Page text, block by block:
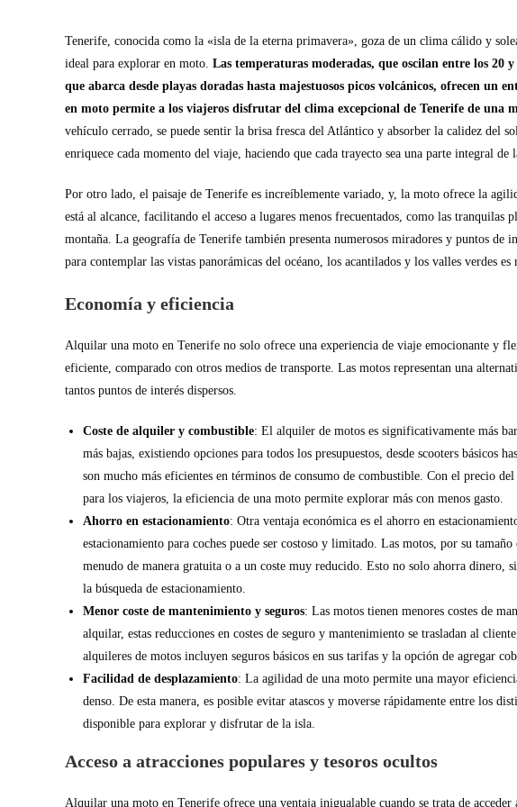
Tenerife, conocida como la «isla de la eterna primavera», goza de un clima cálido y
ideal para explorar en moto. Las temperaturas moderadas, que oscilan entre los 20
que abarca desde playas doradas hasta majestuosos picos volcánicos, ofrecen
en moto permite a los viajeros disfrutar del clima excepcional de Tenerife de una
vehículo cerrado, se puede sentir la brisa fresca del Atlántico y absorber la calidez del
enriquece cada momento del viaje, haciendo que cada trayecto sea una parte integral de
Por otro lado, el paisaje de Tenerife es increíblemente variado, y, la moto ofrece la
está al alcance, facilitando el acceso a lugares menos frecuentados, como las tranquilas
montaña. La geografía de Tenerife también presenta numerosos miradores y puntos de
para contemplar las vistas panorámicas del océano, los acantilados y los valles verdes
Economía y eficiencia
Alquilar una moto en Tenerife no solo ofrece una experiencia de viaje emocionante y
eficiente, comparado con otros medios de transporte. Las motos representan una
tantos puntos de interés dispersos.
Coste de alquiler y combustible: El alquiler de motos es significativamente más
más bajas, existiendo opciones para todos los presupuestos, desde scooters básicos
son mucho más eficientes en términos de consumo de combustible. Con el precio
para los viajeros, la eficiencia de una moto permite explorar más con menos gasto.
Ahorro en estacionamiento: Otra ventaja económica es el ahorro en
estacionamiento para coches puede ser costoso y limitado. Las motos, por su
menudo de manera gratuita o a un coste muy reducido. Esto no solo ahorra dinero,
la búsqueda de estacionamiento.
Menor coste de mantenimiento y seguros: Las motos tienen menores costes de
alquilar, estas reducciones en costes de seguro y mantenimiento se trasladan al
alquileres de motos incluyen seguros básicos en sus tarifas y la opción de agregar
Facilidad de desplazamiento: La agilidad de una moto permite una mayor
denso. De esta manera, es posible evitar atascos y moverse rápidamente entre los
disponible para explorar y disfrutar de la isla.
Acceso a atracciones populares y tesoros ocultos
Alquilar una moto en Tenerife ofrece una ventaja inigualable cuando se trata de acceder